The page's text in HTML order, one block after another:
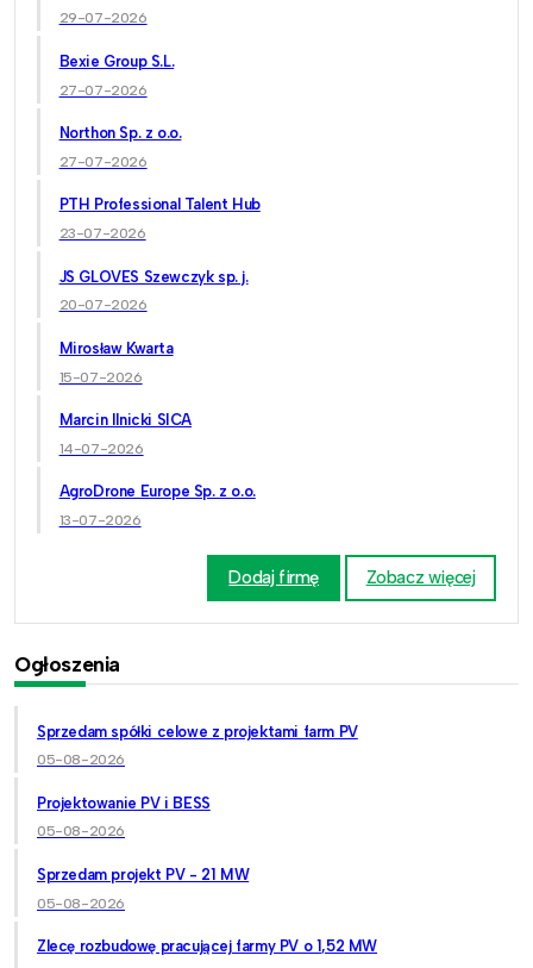
29-07-2026
Bexie Group S.L.
27-07-2026
Northon Sp. z o.o.
27-07-2026
PTH Professional Talent Hub
23-07-2026
JS GLOVES Szewczyk sp. j.
20-07-2026
Mirosław Kwarta
15-07-2026
Marcin Ilnicki SICA
14-07-2026
AgroDrone Europe Sp. z o.o.
13-07-2026
Dodaj firmę Zobacz więcej
Ogłoszenia
Sprzedam spółki celowe z projektami farm PV
05-08-2026
Projektowanie PV i BESS
05-08-2026
Sprzedam projekt PV - 21 MW
05-08-2026
Zlecę rozbudowę pracującej farmy PV o 1,52 MW